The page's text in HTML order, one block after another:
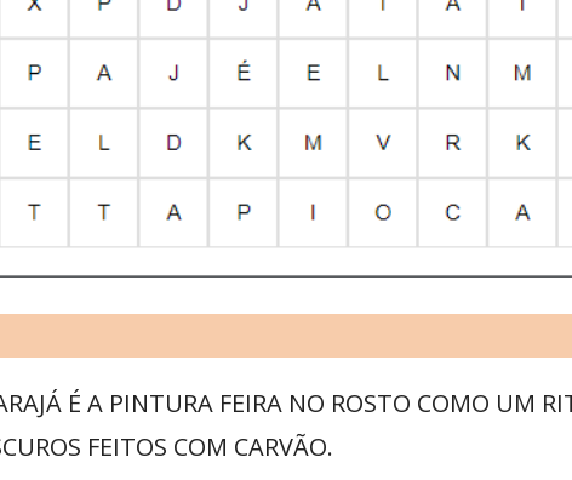
É A PINTURA FEIRA NO ROSTO COMO UM
FEITOS COM CARVÃO.